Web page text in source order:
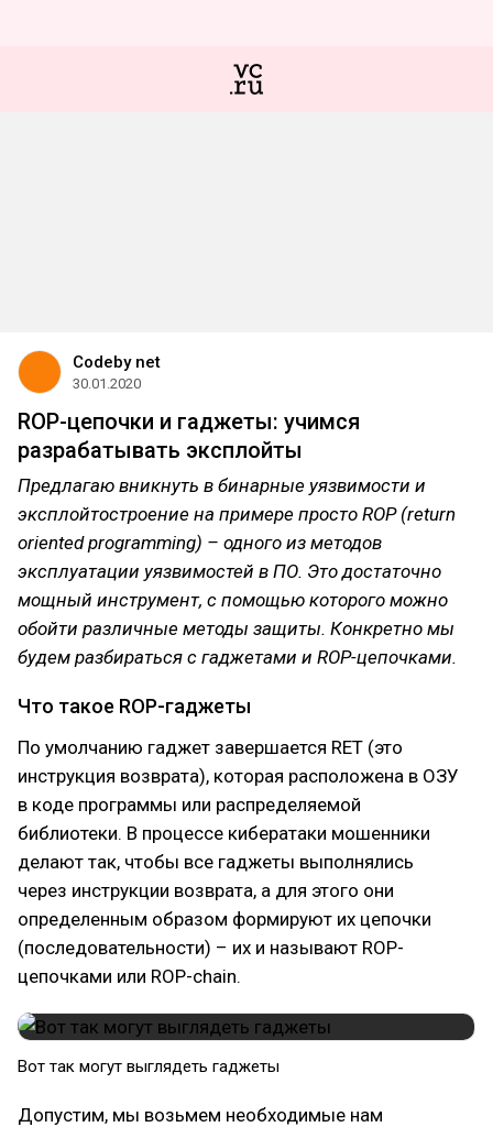
Codeby net
30.01.2020
ROP-цепочки и гаджеты: учимся
разрабатывать эксплойты
Предлагаю вникнуть в бинарные уязвимости и
эксплойтостроение на примере просто ROP (return
oriented programming) – одного из методов
эксплуатации уязвимостей в ПО. Это достаточно
мощный инструмент, с помощью которого можно
обойти различные методы защиты. Конкретно мы
будем разбираться с гаджетами и ROP-цепочками.
Что такое ROP-гаджеты
По умолчанию гаджет завершается RET (это
инструкция возврата), которая расположена в ОЗУ
в коде программы или распределяемой
библиотеки. В процессе кибератаки мошенники
делают так, чтобы все гаджеты выполнялись
через инструкции возврата, а для этого они
определенным образом формируют их цепочки
(последовательности) – их и называют ROP-
цепочками или ROP-chain.
​Вот так могут выглядеть гаджеты
Допустим, мы возьмем необходимые нам